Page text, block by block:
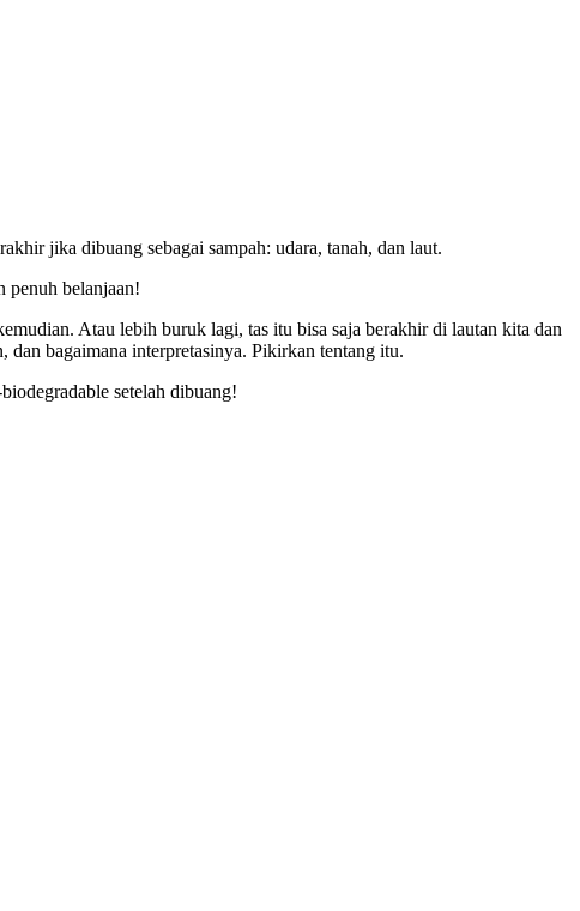
jika dibuang sebagai sampah: udara, tanah, dan laut.
penuh belanjaan!
. Atau lebih buruk lagi, tas itu bisa saja berakhir di lautan kita dan
, dan bagaimana interpretasinya. Pikirkan tentang itu.
biodegradable setelah dibuang!